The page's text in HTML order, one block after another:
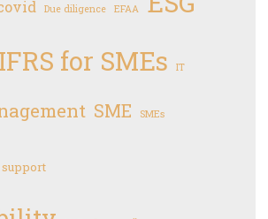
Due diligence EFAA
IFRS for SMEs IT
SME SMEs
support